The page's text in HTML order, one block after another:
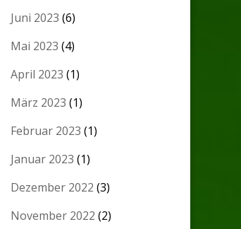
Juni 2023 (6)
Mai 2023 (4)
April 2023 (1)
März 2023 (1)
Februar 2023 (1)
Januar 2023 (1)
Dezember 2022 (3)
November 2022 (2)